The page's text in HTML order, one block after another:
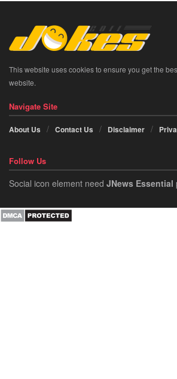
This website uses cookies to ensure you get the
website.
Navigate Site
About Us Contact Us Disclaimer
Follow Us
Social icon element need JNews Essential